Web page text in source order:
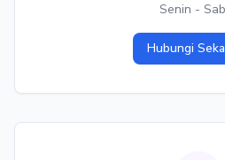
Senin -
Hubungi